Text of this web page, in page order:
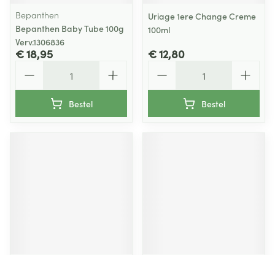
Bepanthen
Bepanthen Baby Tube 100g
Verv.1306836
€ 18,95
Bestel
Uriage 1ere Change Creme
100ml
€ 12,80
Bestel